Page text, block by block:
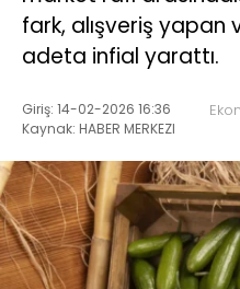
fark, alışveriş
adeta infial yarattı.
Giriş: 14-02-2026 16:36
Kaynak: HABER MERKEZI